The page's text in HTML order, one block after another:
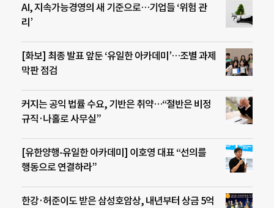
AI, 지속가능경영의 새 기준으로…기업들 ‘위험 관
리’
[화보] 최종 발표 앞둔 ‘유일한 아카데미’…조별 과제
막판 점검
커지는 공익 법률 수요, 기반은 취약…“절반은 비정
규직·나홀로 사무실”
[유한양행-유일한 아카데미] 이호영 대표 “선의를
행동으로 연결하라”
한강·허준이도 받은 삼성호암상, 내년부터 상금 5억